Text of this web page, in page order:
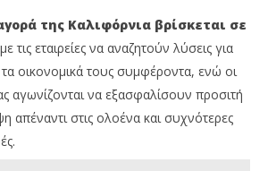
της Καλιφόρνια βρίσκεται σε
τις εταιρείες να αναζητούν λύσεις για
οικονομικά τους συμφέροντα, ενώ οι
αγωνίζονται να εξασφαλίσουν προσιτή
απέναντι στις ολοένα και συχνότερες